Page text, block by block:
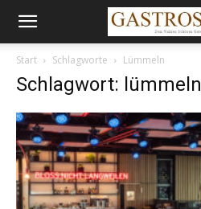
Start Schlagworte Lümmeln
Schlagwort: lümmeln